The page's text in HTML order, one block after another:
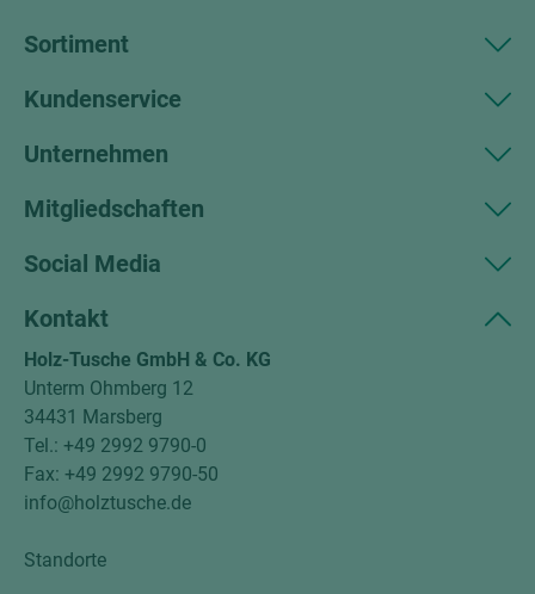
Sortiment
Kundenservice
Unternehmen
Mitgliedschaften
Social Media
Kontakt
Holz-Tusche GmbH & Co. KG
Unterm Ohmberg 12
34431 Marsberg
Tel.: +49 2992 9790-0
Fax: +49 2992 9790-50
info@holztusche.de
Standorte